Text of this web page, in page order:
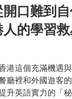
開口難到
的學習
港這個充滿機遇
廳裡和外國遊客
升英語實力的「